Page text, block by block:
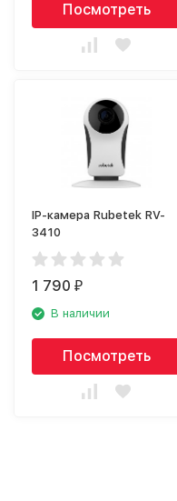
Посмотреть
IP-камера Rubetek RV-
3410
1 790₽
В наличии
Посмотреть